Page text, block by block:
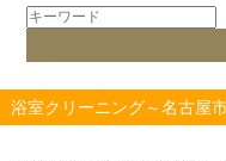
浴室クリーニング～名古屋